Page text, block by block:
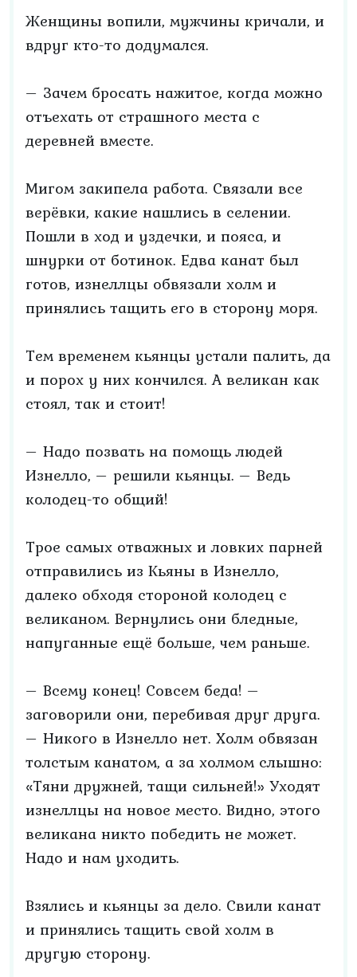
Женщины вопили, мужчины кричали, и
вдруг кто-то додумался.
– Зачем бросать нажитое, когда можно
отъехать от страшного места с
деревней вместе.
Мигом закипела работа. Связали все
верёвки, какие нашлись в селении.
Пошли в ход и уздечки, и пояса, и
шнурки от ботинок. Едва канат был
готов, изнеллцы обвязали холм и
принялись тащить его в сторону моря.
Тем временем кьянцы устали палить, да
и порох у них кончился. А великан как
стоял, так и стоит!
– Надо позвать на помощь людей
Изнелло, – решили кьянцы. – Ведь
колодец-то общий!
Трое самых отважных и ловких парней
отправились из Кьяны в Изнелло,
далеко обходя стороной колодец с
великаном. Вернулись они бледные,
напуганные ещё больше, чем раньше.
– Всему конец! Совсем беда! –
заговорили они, перебивая друг друга.
– Никого в Изнелло нет. Холм обвязан
толстым канатом, а за холмом слышно:
«Тяни дружней, тащи сильней!» Уходят
изнеллцы на новое место. Видно, этого
великана никто победить не может.
Надо и нам уходить.
Взялись и кьянцы за дело. Свили канат
и принялись тащить свой холм в
другую сторону.